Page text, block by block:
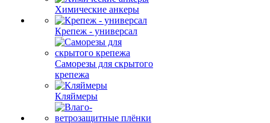
Химические анкеры
Крепеж - универсал
Саморезы для скрытого
крепежа
Кляймеры